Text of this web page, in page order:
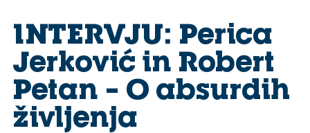
INTERVJU: Perica
Jerković in Robert
Petan – O absurdih
življenja